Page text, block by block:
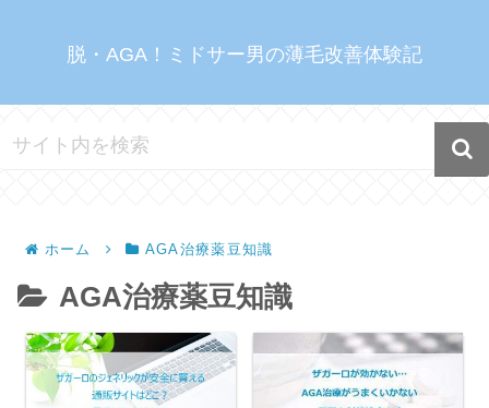
脱・AGA！ミドサー男の薄毛改善体験記
ホーム AGA治療薬豆知識
AGA治療薬豆知識